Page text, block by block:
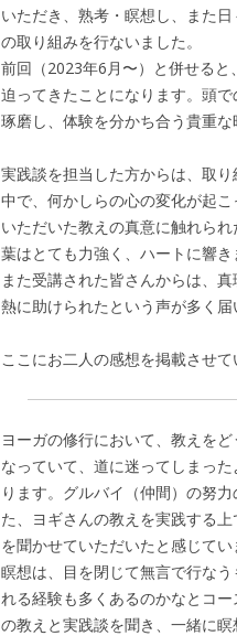
いただき、熟考・瞑想し、また
の取り組みを行ないました。
前回（2023年6月〜）と併せる
迫ってきたことになります。頭
琢磨し、体験を分かち合う貴重な
実践談を担当した方からは、取
中で、何かしらの心の変化が起
いただいた教えの真意に触れら
葉はとても力強く、ハートに響き
また受講された皆さんからは、
熱に助けられたという声が多く届
ここにお二人の感想を掲載させて
ヨーガの修行において、教えを
なっていて、道に迷ってしまっ
ります。グルバイ（仲間）の努
た、ヨギさんの教えを実践する
を聞かせていただいたと感じてい
瞑想は、目を閉じて無言で行な
れる経験も多くあるのかなとコ
の教えと実践談を聞き、一緒に